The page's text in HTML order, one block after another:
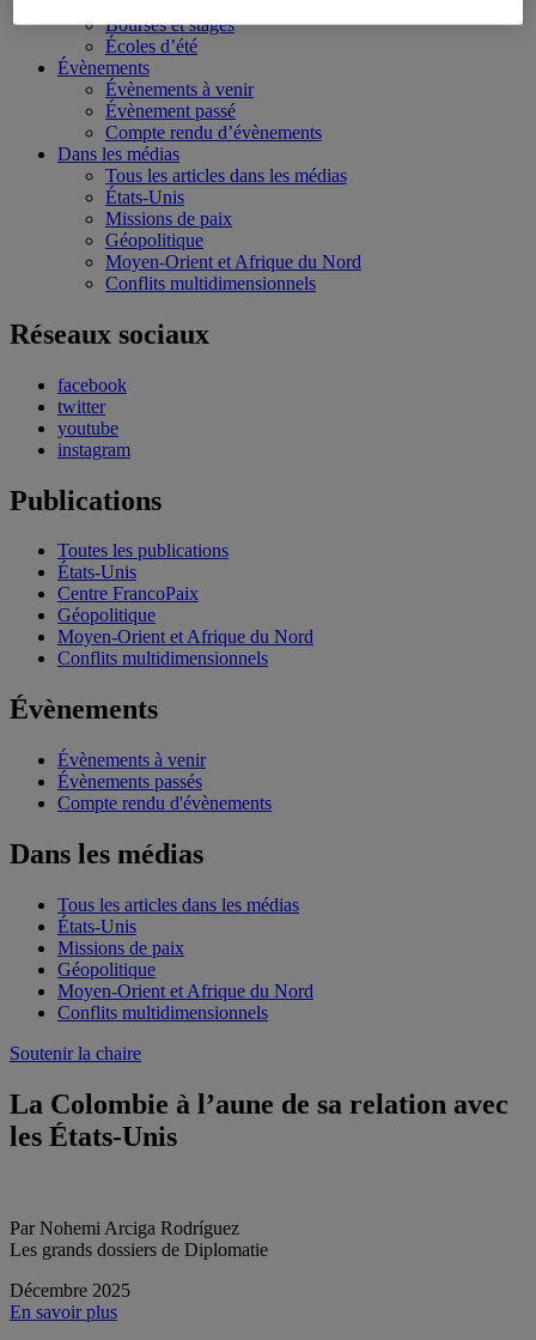
Bourses et stages
Écoles d’été
Évènements
Évènements à venir
Évènement passé
Compte rendu d’évènements
Dans les médias
Tous les articles dans les médias
États-Unis
Missions de paix
Géopolitique
Moyen-Orient et Afrique du Nord
Conflits multidimensionnels
Réseaux sociaux
facebook
twitter
youtube
instagram
Publications
Toutes les publications
États-Unis
Centre FrancoPaix
Géopolitique
Moyen-Orient et Afrique du Nord
Conflits multidimensionnels
Évènements
Évènements à venir
Évènements passés
Compte rendu d'évènements
Dans les médias
Tous les articles dans les médias
États-Unis
Missions de paix
Géopolitique
Moyen-Orient et Afrique du Nord
Conflits multidimensionnels
Soutenir la chaire
La Colombie à l’aune de sa relation avec
les États-Unis
Par Nohemi Arciga Rodríguez
Les grands dossiers de Diplomatie
Décembre 2025
En savoir plus